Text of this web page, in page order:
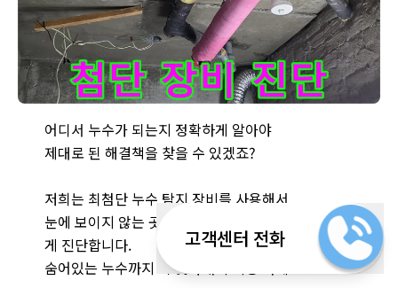
어디서 누수가 되는지 정확하게 알아야
제대로 된 해결책을 찾을 수 있겠죠?
저희는 최첨단 누수 탐지 장비를 사용해서
눈에 보이지 않는 곳에서 발생하는 누수까지 정확하
게 진단합니다.
숨어있는 누수까지 싹 찾아내니 걱정 마세요!
고객센터 전화